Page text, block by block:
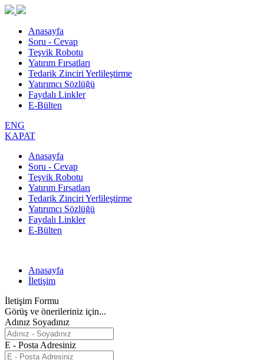
Anasayfa
Soru - Cevap
Teşvik Robotu
Yatırım Fırsatları
Tedarik Zinciri Yerlileştirme
Yatırımcı Sözlüğü
Faydalı Linkler
E-Bülten
ENG
KAPAT
Anasayfa
Soru - Cevap
Teşvik Robotu
Yatırım Fırsatları
Tedarik Zinciri Yerlileştirme
Yatırımcı Sözlüğü
Faydalı Linkler
E-Bülten
Anasayfa
İletişim
İletişim Formu
Görüş ve önerileriniz için...
Adınız Soyadınız
E - Posta Adresiniz